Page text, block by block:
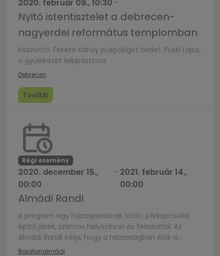
2020. február 09., 10:30 -
Nyitó istentisztelet a debrecen-
nagyerdei református templomban
Köszöntő: Fekete Károly püspökIgét hirdet: Püski Lajos,
a gyülekezet lelkipásztora
Debrecen
Tovább
Régi esemény
2020. december 15.,
00:00
- 2021. február 14.,
00:00
Almádi Randi
A program egy házaspároknak szóló, párkapcsolat
építő játék, számos helyszínnel és feladattal. Az
Almádi Randi célja, hogy a házasságban élők a
mindennapok rohanásában is odafigyeljenek
Balatonalmádi